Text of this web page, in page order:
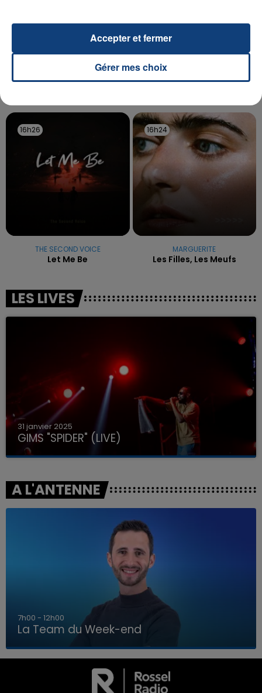
LA TEAM DU WEEK-END
UNE ADOLESCENTE DEVANT SE FAIRE
OPÉRER DE LA CHEVILLE RESSORT DE LA...
La famille a porté plainte contre la clinique qui a
reconnu sa responsabilité et présenté ses
excuses.
16h26
16h26
THE SECOND VOICE
Let Me Be
16h24
16h24
MARGUERITE
Les Filles, Les Meufs
LES LIVES
31 janvier 2025
GIMS "SPIDER" (LIVE)
A L'ANTENNE
16h00 - 20h00
La Team du Week-end
Gérer mes choix
Accepter et fermer